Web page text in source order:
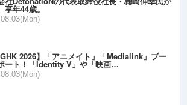
享年44歳。
2026】「アニメイト」「Medialink」ブー
ート！「Identity V」や「映画…